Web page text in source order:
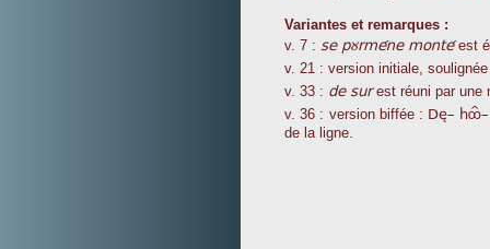
Variantes et remarques :
v. 7 : se pùrméne montéest
v. 21 : version initiale,
v. 33 : de surest réuni par une
v. 36 : version biffée : Dè_
de la ligne.